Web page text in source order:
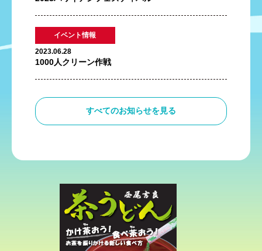
イベント情報
2023.06.28
1000人クリーン作戦
すべてのお知らせを見る